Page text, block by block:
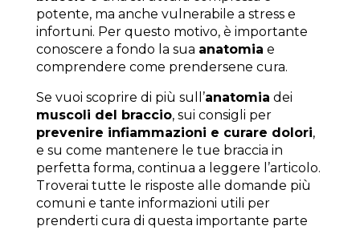
potente, ma anche vulnerabile a stress e
infortuni. Per questo motivo, è importante
conoscere a fondo la sua anatomia e
comprendere come prendersene cura.
Se vuoi scoprire di più sull’anatomia dei
muscoli del braccio, sui consigli per
prevenire infiammazioni e curare dolori,
e su come mantenere le tue braccia in
perfetta forma, continua a leggere l’articolo.
Troverai tutte le risposte alle domande più
comuni e tante informazioni utili per
prenderti cura di questa importante parte